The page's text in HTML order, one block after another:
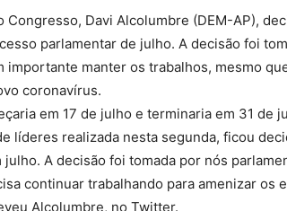
Congresso, Davi Alcolumbre (DEM-AP),
parlamentar de julho. A decisão foi
importante manter os trabalhos, mesmo
coronavírus.
em 17 de julho e terminaria em 31 de
líderes realizada nesta segunda, ficou
julho. A decisão foi tomada por nós
continuar trabalhando para amenizar os
Alcolumbre, no Twitter.